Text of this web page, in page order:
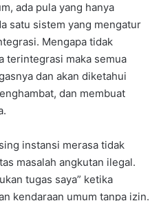
ada pula yang hanya
satu sistem yang mengatur
Mengapa tidak
terintegrasi maka semua
dan akan diketahui
dan membuat
instansi merasa tidak
masalah angkutan ilegal.
tugas saya” ketika
kendaraan umum tanpa izin.